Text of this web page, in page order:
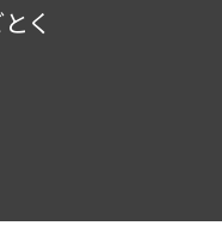
く